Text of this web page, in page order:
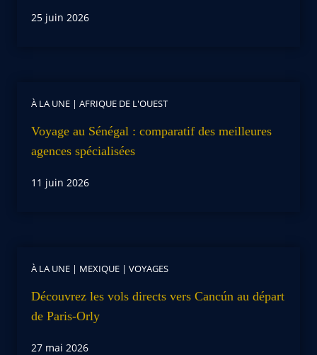
25 juin 2026
À LA UNE | AFRIQUE DE L'OUEST
Voyage au Sénégal : comparatif des meilleures
agences spécialisées
11 juin 2026
À LA UNE | MEXIQUE | VOYAGES
Découvrez les vols directs vers Cancún au départ
de Paris-Orly
27 mai 2026